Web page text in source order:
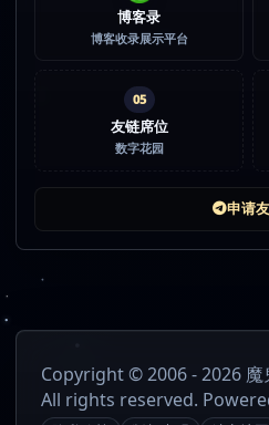
博客录
博客收录展示平台
05
友链席位
数字花园
申请
Copyright © 2006 - 2026 魔
All rights reserved.